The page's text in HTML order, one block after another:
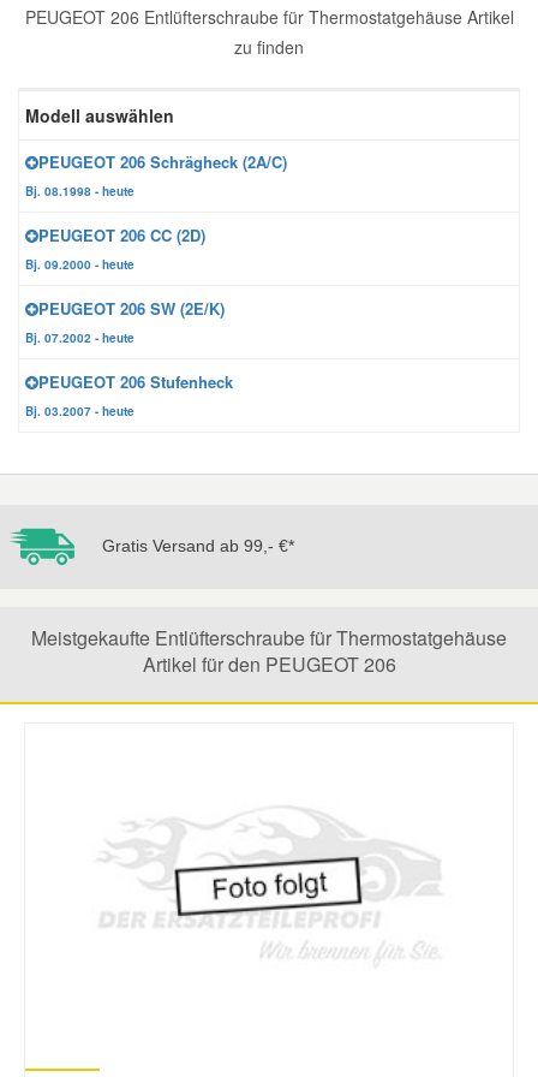
PEUGEOT 206 Entlüfterschraube für Thermostatgehäuse Artikel
zu finden
Modell auswählen
PEUGEOT 206 Schrägheck (2A/C)
Bj. 08.1998 - heute
PEUGEOT 206 CC (2D)
Bj. 09.2000 - heute
PEUGEOT 206 SW (2E/K)
Bj. 07.2002 - heute
PEUGEOT 206 Stufenheck
Bj. 03.2007 - heute
Gratis Versand ab 99,- €*
Meistgekaufte Entlüfterschraube für Thermostatgehäuse
Artikel für den PEUGEOT 206
Zündanlage und Glühanlage
Karosserie Werkzeug
Werkstattbedarf
Winter-Autozubehör
Daihatsu Ersatzteile
Dodge Ersatzteile
Honda Ersatzteile
Hyundai Ersatzteile
Jeep Ersatzteile
Mercedes Ersatzteile
Nissan Ersatzteile
Porsche Ersatzteile
Skoda Ersatzteile